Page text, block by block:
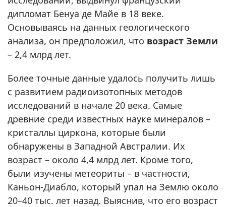
дипломат Бенуа де Майе в 18 веке.
Основываясь на данных геологического
анализа, он предположил, что возраст Земли
– 2,4 млрд лет.
Более точные данные удалось получить лишь
с развитием радиоизотопных методов
исследований в начале 20 века. Самые
древние среди известных науке минералов –
кристаллы циркона, которые были
обнаружены в Западной Австралии. Их
возраст – около 4,4 млрд лет. Кроме того,
были изучены метеориты – в частности,
Каньон-Диабло, который упал на Землю около
20–40 тыс. лет назад. Выяснив, что его возраст